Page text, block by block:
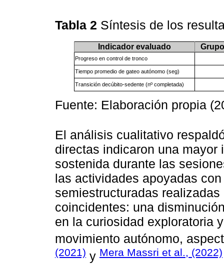
Tabla 2 Síntesis de los
Indicador evaluado
Progreso en control de tronco
Tiempo promedio de gateo autónomo (seg)
Transición decúbito-sedente (nº completada)
Fuente: Elaboración propia
El análisis cualitativo
directas indicaron una
sostenida durante las
las actividades apoyadas
semiestructuradas
coincidentes: una
en la curiosidad exploratoria
movimiento autónomo,
(2021) y Mera Massri et al., (2022)